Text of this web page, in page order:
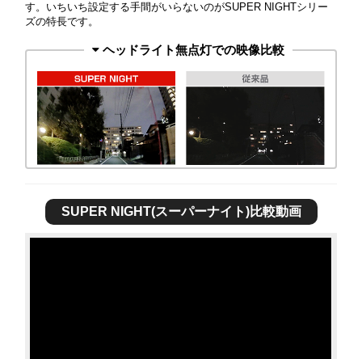
す。いちいち設定する手間がいらないのがSUPER NIGHTシリー
ズの特長です。
ヘッドライト無点灯での映像比較
SUPER NIGHT(スーパーナイト)比較動画